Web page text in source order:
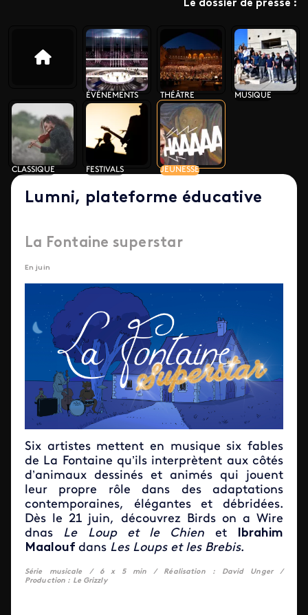
Le dossier de presse :
ÉVÉNEMENTS THÉÂTRE MUSIQUE
CLASSIQUE FESTIVALS JEUNESSE
Lumni, plateforme éducative
La Fontaine superstar
En juin
Six artistes mettent en musique six fables
de La Fontaine qu’ils interprètent aux côtés
d’animaux dessinés et animés qui jouent
leur propre rôle dans des adaptations
contemporaines, élégantes et débridées.
Dès le 21 juin, découvrez Birds on a Wire
dnas Le Loup et le Chien et
Ibrahim
Maalouf dans Les Loups et les Brebis.
Série musicale / 6 x 5 min / Réalisation : David Unger /
Production : Le Grizzly